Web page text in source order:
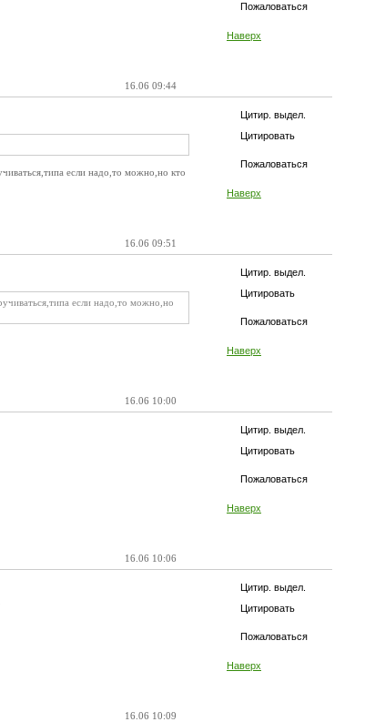
Пожаловаться
Наверх
16.06 09:44
Цитир. выдел.
Цитировать
Пожаловаться
Наверх
если надо,то можно,но кто
16.06 09:51
Цитир. выдел.
Цитировать
Пожаловаться
Наверх
если надо,то можно,но
16.06 10:00
Цитир. выдел.
Цитировать
Пожаловаться
Наверх
16.06 10:06
Цитир. выдел.
Цитировать
Пожаловаться
Наверх
16.06 10:09